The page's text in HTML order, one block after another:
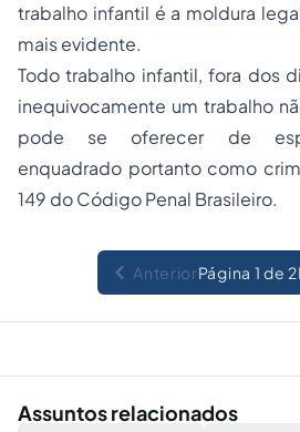
trabalho infantil é a moldura
mais evidente.
Todo trabalho infantil, fora dos
inequivocamente um trabalho
pode se oferecer de
enquadrado portanto como
149 do Código Penal Brasileiro.
AnteriorPágina 1 de 2
Assuntos relacionados